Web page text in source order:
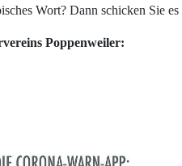
Wort? Dann schicken Sie
Poppenweiler: